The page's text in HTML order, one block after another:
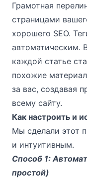
Грамотная
страницами
хорошего SEO.
автоматическим.
каждой статье
похожие
за вас, создавая
всему сайту.
Как настроить и
Мы сделали этот
и интуитивным.
Способ 1:
простой)